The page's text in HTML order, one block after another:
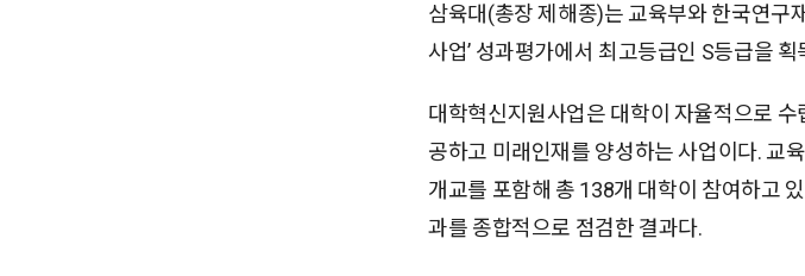
삼육대(총장 제해종)는 교육부와 한국연구
사업’ 성과평가에서 최고등급인 S등급을 획
대학혁신지원사업은 대학이 자율적으로 수
공하고 미래인재를 양성하는 사업이다. 교
개교를 포함해 총 138개 대학이 참여하고
과를 종합적으로 점검한 결과다.